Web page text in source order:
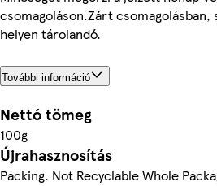
csomagoláson.Zárt
helyen tárolandó.
További információ
Nettó tömeg
100g
Újrahasznosítás
Packing. Not Recyclable Whole